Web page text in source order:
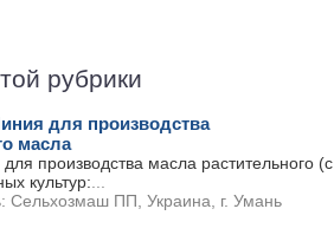
рубрики
для производства
масла
производства масла растительного (с
культур:
Сельхозмаш ПП, Украина, г. Умань